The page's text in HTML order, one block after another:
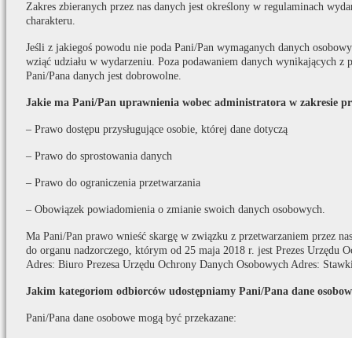
Zakres zbieranych przez nas danych jest określony w regulaminach
charakteru.
Jeśli z jakiegoś powodu nie poda Pani/Pan wymaganych danych
wziąć udziału w wydarzeniu. Poza podawaniem danych wynikających z
Pani/Pana danych jest dobrowolne.
Jakie ma Pani/Pan uprawnienia wobec administratora w zakresie
– Prawo dostępu przysługujące osobie, której dane dotyczą
– Prawo do sprostowania danych
– Prawo do ograniczenia przetwarzania
– Obowiązek powiadomienia o zmianie swoich danych osobowych.
Ma Pani/Pan prawo wnieść skargę w związku z przetwarzaniem przez
do organu nadzorczego, którym od 25 maja 2018 r. jest Prezes Urzędu
Adres: Biuro Prezesa Urzędu Ochrony Danych Osobowych Adres:
Jakim kategoriom odbiorców udostępniamy Pani/Pana dane
Pani/Pana dane osobowe mogą być przekazane: